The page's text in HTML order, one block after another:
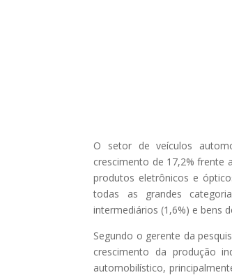
O setor de veículos
crescimento de 17,2% frente
produtos eletrônicos e
todas as grandes
intermediários (1,6%) e bens
Segundo o gerente da
crescimento da produção
automobilístico,